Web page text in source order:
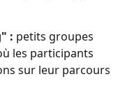
: petits groupes
les participants
sur leur parcours